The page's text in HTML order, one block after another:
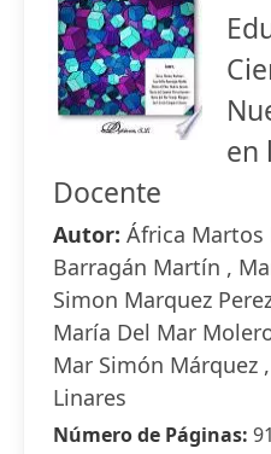
en
Docente
Autor: África Martos
Barragán Martín ,
Simon Marquez
María Del Mar
Mar Simón Márquez
Linares
Número de Páginas: